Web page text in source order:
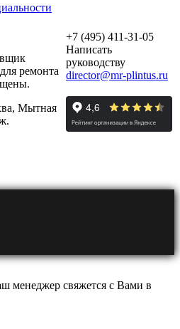
ремонта
Мытная
+7 (495) 411-31-05
Написать
руководству
director@mr-plintus.ru
менеджер свяжется с Вами в